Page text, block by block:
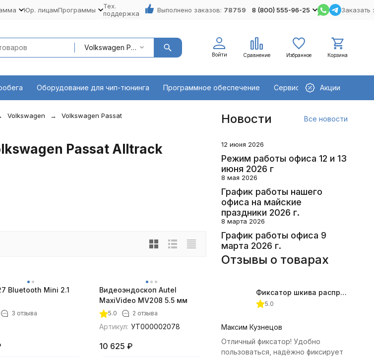
Юр. лицамПрограммы
Тех.
поддержка
Выполнено заказов: 78759 8 (800) 555-96-25 Заказать
Volkswagen Passat Alltrack
Войти Сравнение Избранное Корзина
Оборудование для чип-тюнинга Программное обеспечение Сервисное оборудование
Акции
Volkswagen
Volkswagen Passat
Passat Alltrack
Bluetooth Mini 2.1
3 отзыва
Видеоэндоскоп Autel
MaxiVideo MV208 5.5 мм
5.0 2 отзыва
Артикул: УТ000002078
10 625 ₽
Новости Все новости
12 июня 2026
Режим работы офиса 12 и 13
июня 2026 г
8 мая 2026
График работы нашего
офиса на майские
праздники 2026 г.
8 марта 2026
График работы офиса 9
марта 2026 г.
Отзывы о товарах
Фиксатор шкива распредвала (Subaru) JTC-4409
5.0
Максим Кузнецов
Отличный фиксатор! Удобно
пользоваться, надёжно фиксирует